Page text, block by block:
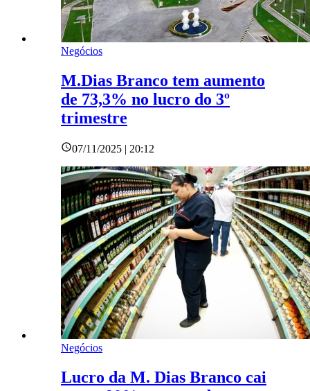
Negócios
M.Dias Branco tem aumento
de 73,3% no lucro do 3º
trimestre
07/11/2025 | 20:12
Negócios
Lucro da M. Dias Branco cai